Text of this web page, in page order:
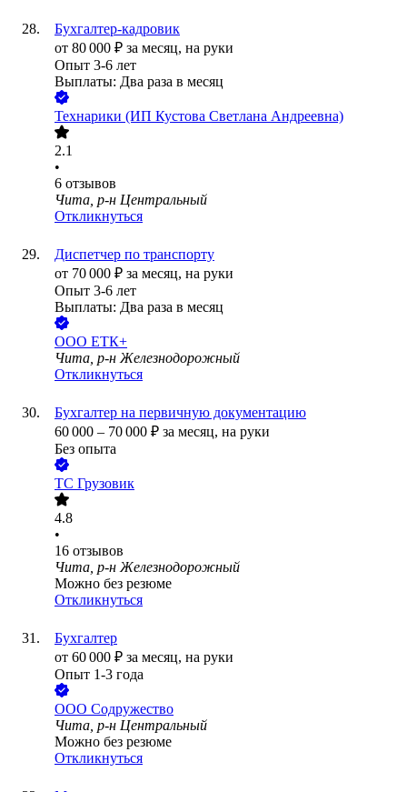
Бухгалтер-кадровик
от 80 000 ₽ за месяц, на руки
Опыт 3-6 лет
Выплаты: Два раза в месяц
Технарики (ИП Кустова Светлана Андреевна)
2.1
•
6 отзывов
Чита, р-н Центральный
Откликнуться
Диспетчер по транспорту
от 70 000 ₽ за месяц, на руки
Опыт 3-6 лет
Выплаты: Два раза в месяц
ООО ЕТК+
Чита, р-н Железнодорожный
Откликнуться
Бухгалтер на первичную документацию
60 000 – 70 000 ₽ за месяц, на руки
Без опыта
ТС Грузовик
4.8
•
16 отзывов
Чита, р-н Железнодорожный
Можно без резюме
Откликнуться
Бухгалтер
от 60 000 ₽ за месяц, на руки
Опыт 1-3 года
ООО Содружество
Чита, р-н Центральный
Можно без резюме
Откликнуться